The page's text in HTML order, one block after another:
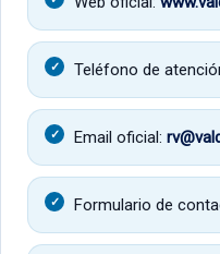
Teléfono de
Email oficial:
Formulario de